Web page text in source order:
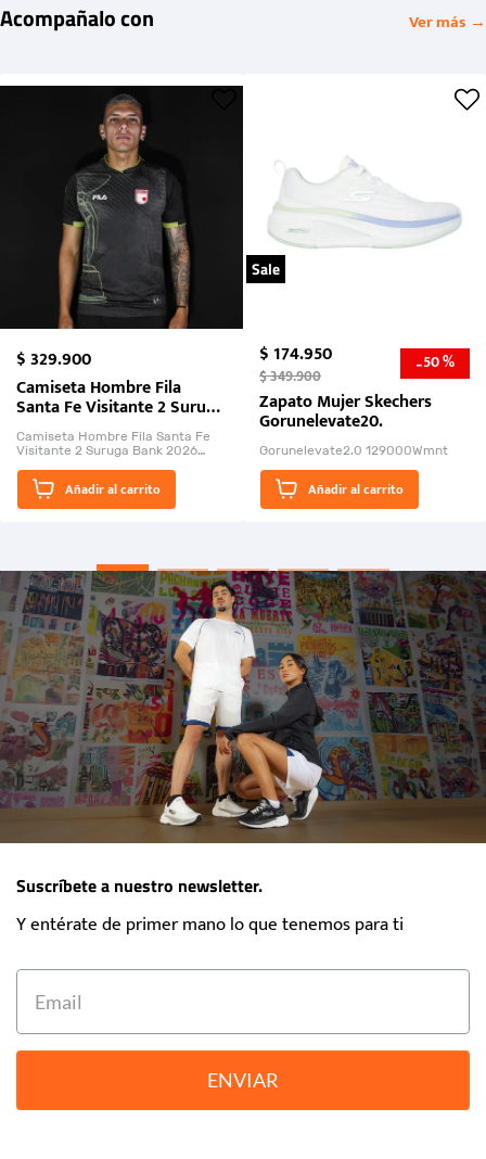
Acompañalo con Ver más →
$329.900
Camiseta Hombre Fila
Santa Fe Visitante 2 Suruga
Bank 2026
Camiseta Hombre Fila Santa Fe
Visitante 2 Suruga Bank 2026
El Rugido del Sol Naciente:
“Primeros para la Et...
Añadir al carrito
Sale
$174.950
$349.900 -50 %
Zapato Mujer Skechers
Gorunelevate20.
Gorunelevate2.0 129000Wmnt
Añadir al carrito
Suscríbete a nuestro newsletter.
Y entérate de primer mano lo que tenemos para ti
ENVIAR